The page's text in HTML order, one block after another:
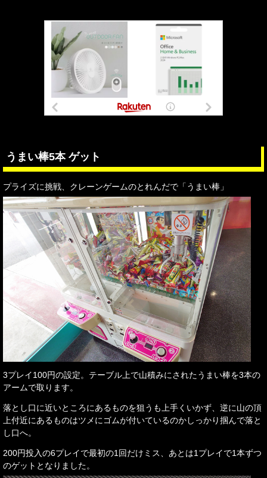
うまい棒5本 ゲット
プライズに挑戦、クレーンゲームのとれんだで「うまい棒」
3プレイ100円の設定。テーブル上で山積みにされたうまい棒を3本の
アームで取ります。
落とし口に近いところにあるものを狙うも上手くいかず、逆に山の頂
上付近にあるものはツメにゴムが付いているのかしっかり掴んで落と
し口へ。
200円投入の6プレイで最初の1回だけミス、あとは1プレイで1本ずつ
のゲットとなりました。